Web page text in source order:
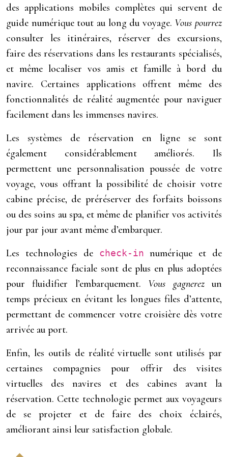
des applications mobiles complètes qui servent de
guide numérique tout au long du voyage. Vous pourrez
consulter les itinéraires, réserver des excursions,
faire des réservations dans les restaurants spécialisés,
et même localiser vos amis et famille à bord du
navire. Certaines applications offrent même des
fonctionnalités de réalité augmentée pour naviguer
facilement dans les immenses navires.
Les systèmes de réservation en ligne se sont
également considérablement améliorés. Ils
permettent une personnalisation poussée de votre
voyage, vous offrant la possibilité de choisir votre
cabine précise, de préréserver des forfaits boissons
ou des soins au spa, et même de planifier vos activités
jour par jour avant même d’embarquer.
Les technologies de
check-in numérique et de
reconnaissance faciale sont de plus en plus adoptées
pour fluidifier l’embarquement. Vous gagnerezun
temps précieux en évitant les longues files d’attente,
permettant de commencer votre croisière dès votre
arrivée au port.
Enfin, les outils de réalité virtuelle sont utilisés par
certaines compagnies pour offrir des visites
virtuelles des navires et des cabines avant la
réservation. Cette technologie permet aux voyageurs
de se projeter et de faire des choix éclairés,
améliorant ainsi leur satisfaction globale.